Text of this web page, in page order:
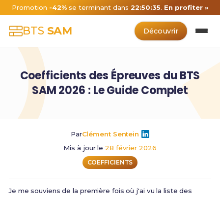
Promotion -42%se terminant dans 22:50:34. En profiter »
BTS SAM Découvrir
Coefficients des Épreuves du BTS
SAM 2026 : Le Guide Complet
ParClément Sentein
Mis à jour le 28 février 2026
COEFFICIENTS
Je me souviens de la première fois où j'ai vu la liste des